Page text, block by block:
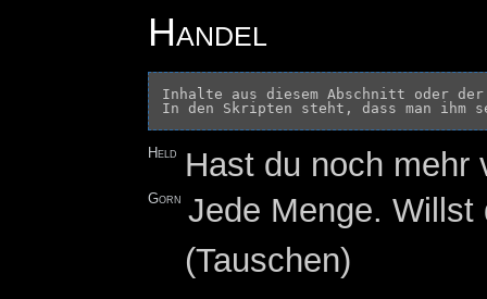
Handel
Inhalte aus diesem Abschnitt oder
Held Hast du noch mehr
Gorn Jede Menge. Willst
(Tauschen)